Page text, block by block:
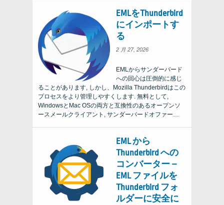
EMLをThunderbird
にインポートす
る
2 月 27, 2026
EMLからサンダーバード
への回心は圧倒的に感じ
ることがあります, しかし、Mozilla Thunderbirdはこの
プロセスをより管理しやすくします. 無料として,
WindowsとMac OSの両方と互換性のあるオープンソ
ースメールクライアント, サンダーバードオファー…
EML から
Thunderbird への
コンバーター –
EML ファイルを
Thunderbird フォ
ルダーに安全に